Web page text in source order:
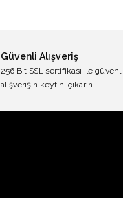
Güvenli Alışveriş
256 Bit SSL sertifikası ile güvenli
alışverişin keyfini çıkarın.